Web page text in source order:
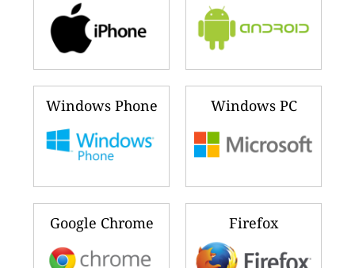
Windows Phone Windows PC
Google Chrome Firefox